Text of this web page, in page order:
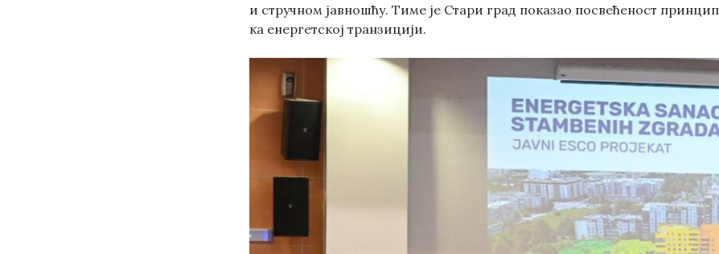
и стручном јавношћу. Тиме је Стари град показао посвећеност
ка енергетској транзицији.